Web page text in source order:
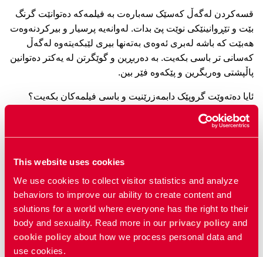
This website uses cookies
We use cookies to collect visitor statistics and analyze
behaviors to improve our ability to create content and
solutions for a world where everyone has the right to their
body and sexuality. Read more in our privacy policy and
cookie policy about how we process personal data and
use cookies.
قسەکردن لەگەڵ کەسێک سەبارەت بە فیلمەکە دەتوانێت گرنگ
بێت و تێڕوانینێکی نوێت پێ بدات. لەوانەیە پرسیار و بیرکردنەوەت
هەبێت کە باشە لەبری ئەوەی بەتەنها بیری لێبکەیتەوە لەگەڵ
کەسانی تر باسی بکەیت. بە دەربڕین و گوێگرتن لە یەکتر دەتوانین
پاڵپشتی وەربگرین و پێکەوە فێر بین.
ئایا دەتەوێت گروپێک دابمەزرێنیت و باسی فیلمەکان بکەیت؟
کاتێک کە سێکس ئازاری هەیە
When sex hurts